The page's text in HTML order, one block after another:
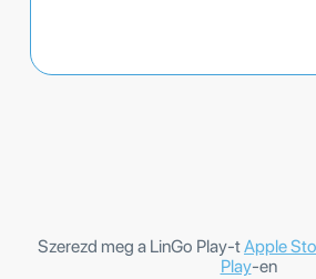
Szerezd meg a LinGo Play-tApple
Play-en